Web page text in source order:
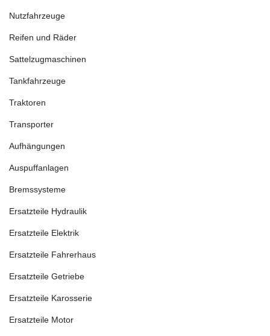
Nutzfahrzeuge
Reifen und Räder
Sattelzugmaschinen
Tankfahrzeuge
Traktoren
Transporter
Aufhängungen
Auspuffanlagen
Bremssysteme
Ersatzteile Hydraulik
Ersatzteile Elektrik
Ersatzteile Fahrerhaus
Ersatzteile Getriebe
Ersatzteile Karosserie
Ersatzteile Motor